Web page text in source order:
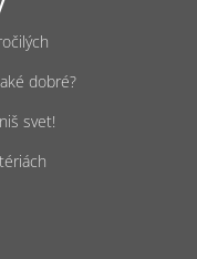
dobré?
svet!